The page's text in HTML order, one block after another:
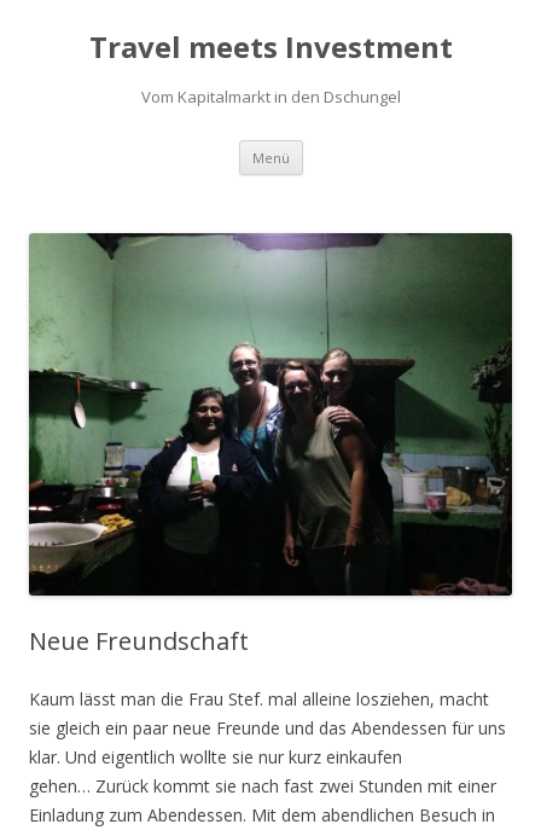
Travel meets Investment
Vom Kapitalmarkt in den Dschungel
Menü Springe
Inhalt
Neue Freundschaft
Kaum lässt man die Frau Stef. mal alleine losziehen, macht
sie gleich ein paar neue Freunde und das Abendessen für uns
klar. Und eigentlich wollte sie nur kurz einkaufen
gehen… Zurück kommt sie nach fast zwei Stunden mit einer
Einladung zum Abendessen. Mit dem abendlichen Besuch in